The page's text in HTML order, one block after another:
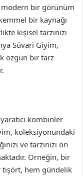
modern bir görünüm
bir kaynağı
kişisel tarzınızı
Süvari Giyim,
özgün bir tarz
kombinler
koleksiyonundaki
ve tarzınızı ön
Örneğin, bir
tişört, hem gündelik